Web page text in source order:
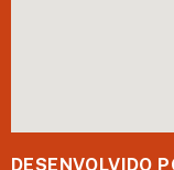
DESENVOLVIDO